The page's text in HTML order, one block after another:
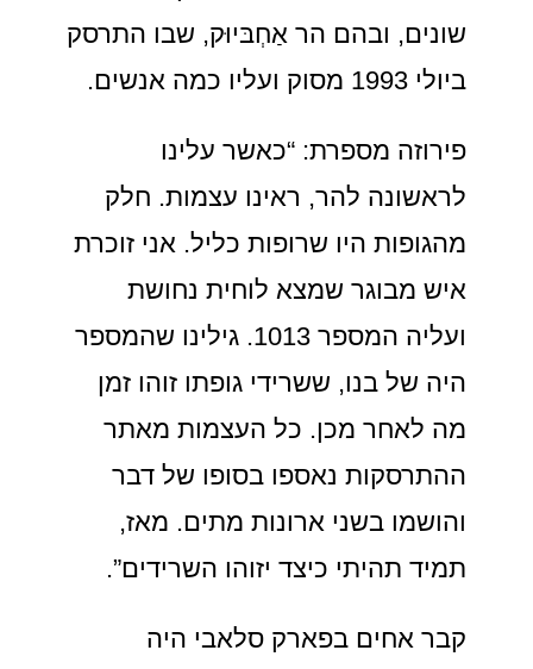
שונים, ובהם הר אַחְבּיוּק, שבו התרסק
ביולי 1993 מסוק ועליו כמה אנשים.
פירוזה מספרת: “כאשר עלינו
לראשונה להר, ראינו עצמות. חלק
מהגופות היו שרופות כליל. אני זוכרת
איש מבוגר שמצא לוחית נחושת
ועליה המספר 1013. גילינו שהמספר
היה של בנו, ששרידי גופתו זוהו זמן
מה לאחר מכן. כל העצמות מאתר
ההתרסקות נאספו בסופו של דבר
והושמו בשני ארונות מתים. מאז,
תמיד תהיתי כיצד יזוהו השרידים”.
קבר אחים בפארק סלאבי היה